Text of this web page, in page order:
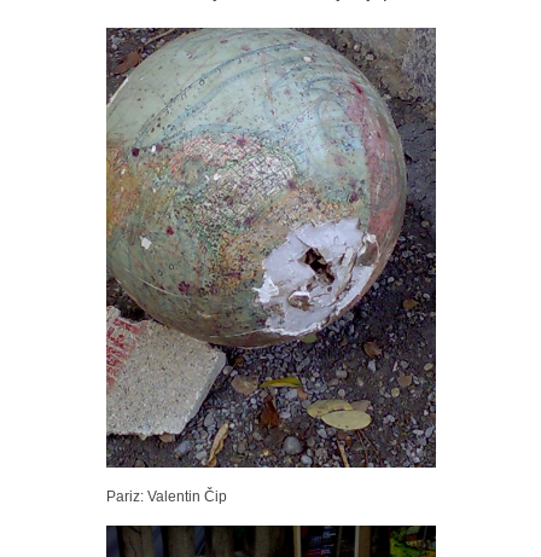
Pariz: Valentin Čip